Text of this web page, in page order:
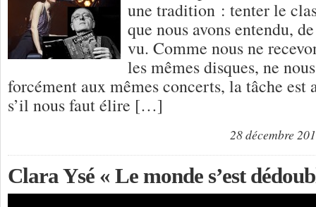
une tradition : tenter le
que nous avons entendu,
vu. Comme nous ne
les mêmes disques, ne
forcément aux mêmes concerts, la tâche
s’il nous faut élire […]
28 décembre
Clara Ysé « Le monde s’est